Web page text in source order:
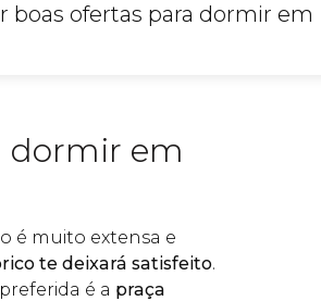
boas ofertas para dormir
dormir em
é muito extensa e
te deixará satisfeito.
é a praça